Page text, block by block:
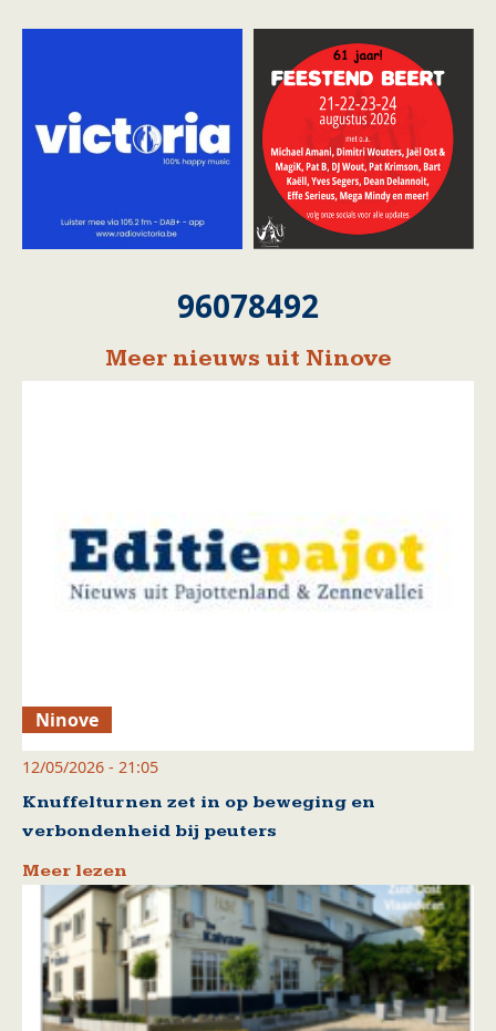
96078492
Meer nieuws uit Ninove
Ninove
12/05/2026 - 21:05
Knuffelturnen zet in op beweging en
verbondenheid bij peuters
Meer lezen